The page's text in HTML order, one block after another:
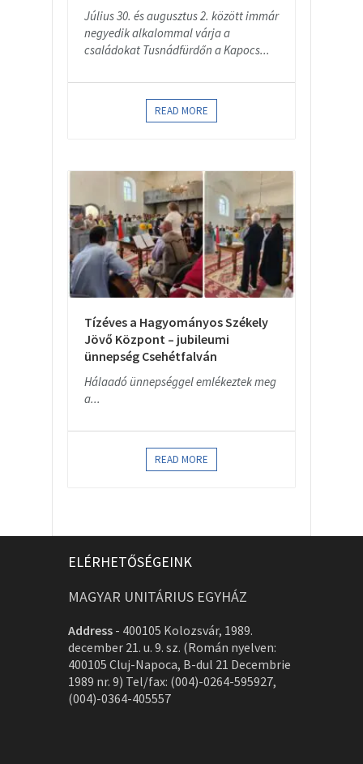
Július 30. és augusztus 2. között immár
negyedik alkalommal várja a
családokat Tusnádfürdőn a Kapocs...
READ MORE
Tízéves a Hagyományos Székely
Jövő Központ – jubileumi
ünnepség Csehétfalván
Hálaadó ünnepséggel emlékeztek meg
a...
READ MORE
ELÉRHETŐSÉGEINK
MAGYAR UNITÁRIUS EGYHÁZ
Address - 400105 Kolozsvár, 1989.
december 21. u. 9. sz. (Román nyelven:
400105 Cluj-Napoca, B-dul 21 Decembrie
1989 nr. 9) Tel/fax: (004)-0264-595927,
(004)-0364-405557